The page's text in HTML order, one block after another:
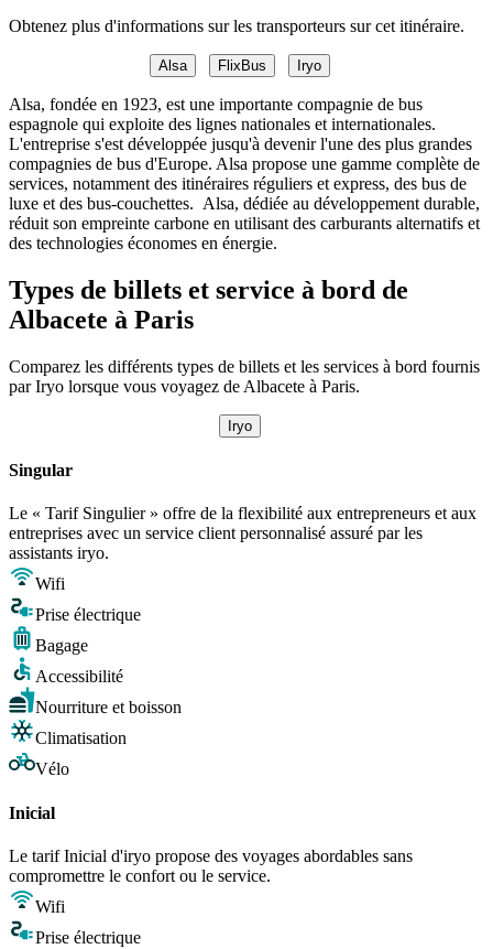
Obtenez plus d'informations sur les transporteurs sur cet itinéraire.
Alsa FlixBus Iryo
Alsa, fondée en 1923, est une importante compagnie de bus
espagnole qui exploite des lignes nationales et internationales.
L'entreprise s'est développée jusqu'à devenir l'une des plus grandes
compagnies de bus d'Europe. Alsa propose une gamme complète de
services, notamment des itinéraires réguliers et express, des bus de
luxe et des bus-couchettes. Alsa, dédiée au développement durable,
réduit son empreinte carbone en utilisant des carburants alternatifs et
des technologies économes en énergie.
Types de billets et service à bord de
Albacete à Paris
Comparez les différents types de billets et les services à bord fournis
par Iryo lorsque vous voyagez de Albacete à Paris.
Iryo
Singular
Le « Tarif Singulier » offre de la flexibilité aux entrepreneurs et aux
entreprises avec un service client personnalisé assuré par les
assistants iryo.
Wifi
Prise électrique
Bagage
Accessibilité
Nourriture et boisson
Climatisation
Vélo
Inicial
Le tarif Inicial d'iryo propose des voyages abordables sans
compromettre le confort ou le service.
Wifi
Prise électrique